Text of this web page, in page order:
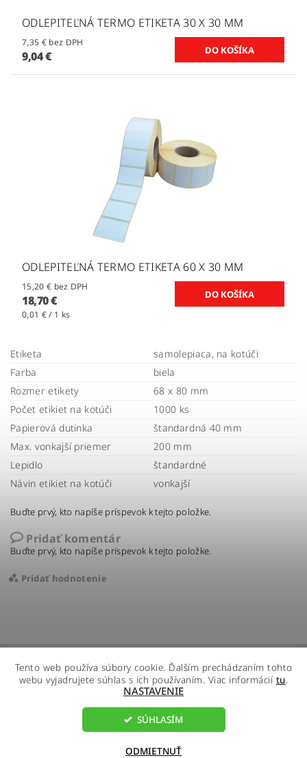
ODLEPITEĽNÁ TERMO ETIKETA 30 X 30 MM
7,35 € bez DPH
9,04 €
ODLEPITEĽNÁ TERMO ETIKETA 60 X 30 MM
15,20 € bez DPH
18,70 €
0,01 € / 1 ks
Etiketa
samolepiaca, na kotúči
Farba
biela
Rozmer etikety
68 x 80 mm
Počet etikiet na kotúči
1000 ks
Papierová dutinka
štandardná 40 mm
Max. vonkajší priemer
200 mm
Lepidlo
štandardné
Návin etikiet na kotúči
vonkajší
Buďte prvý, kto napíše príspevok k tejto položke.
Pridať komentár
Buďte prvý, kto napíše príspevok k tejto položke.
Pridať hodnotenie
Vytvoril Shoptet
Tento web používa súbory cookie. Ďalším prechádzaním tohto
webu vyjadrujete súhlas s ich používaním. Viac informácií tu.
NASTAVENIE
ODMIETNUŤ
SÚHLASÍM